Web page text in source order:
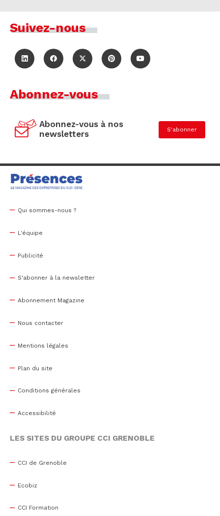
Suivez-nous
Abonnez-vous
Abonnez-vous à nos
newsletters
S'abonner
Qui sommes-nous ?
L'équipe
Publicité
S'abonner à la newsletter
Abonnement Magazine
Nous contacter
Mentions légales
Plan du site
Conditions générales
Accessibilité
LES SITES DU GROUPE CCI GRENOBLE
CCI de Grenoble
Ecobiz
CCI Formation